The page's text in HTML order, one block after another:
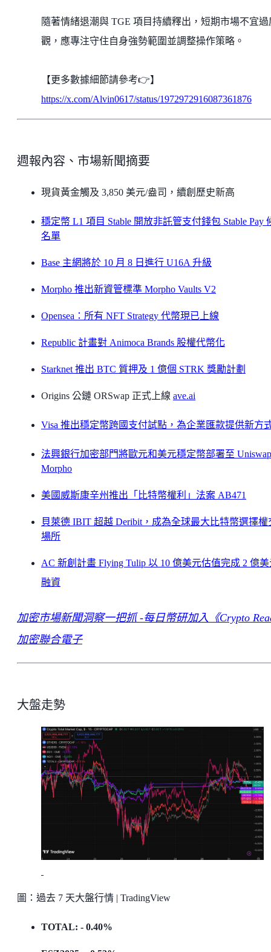
隨著情緒退潮與 TGE 項目持續釋出，短期市場不宜過
觀，應專注守住自身強勢範圍並調整操作策略。
【更多數據細節請參考👉】
https://x.com/Alvin0617/status/1972972916087361876
週報內容、市場新聞摘要
現貨黃金觸及 3,850 美元/盎司，續創歷史新高
穩定幣 L1 項目 Stable 開放非託管支付錢包 Stable Pay
名單
Base 主網將於 10 月 8 日進行 U16A 升級
Morpho 推出新資管標準 Morpho Vaults V2
Opensea：所有 NFT Strategy 代幣現已上線
Republic 計畫對 Animoca Brands 股權代幣化
Starknet 推出 BTC 質押及 1 億個 STRK 獎勵計劃
Origins 公鏈 ORSwap 正式上線 ave.ai
Visa 推出穩定幣跨國支付試點，為企業匯款提供新方
法興銀行加密部門將歐元和美元穩定幣部署至
Morpho
美國威斯康辛州推出「比特幣權利」法案 AB471
貝萊德 IBIT 超越 Deribit，成為全球最大比特幣選擇權
場所
AC 新創計畫 Flying Tulip 以 10 億美元估值完成 2 億
融資
加密市場新聞洞察一把抓 -每日幣研加入《Crypto
加密聯合電子
大盤走勢
圖：過去 7 天大盤行情 | TradingView
TOTAL: - 0.40%